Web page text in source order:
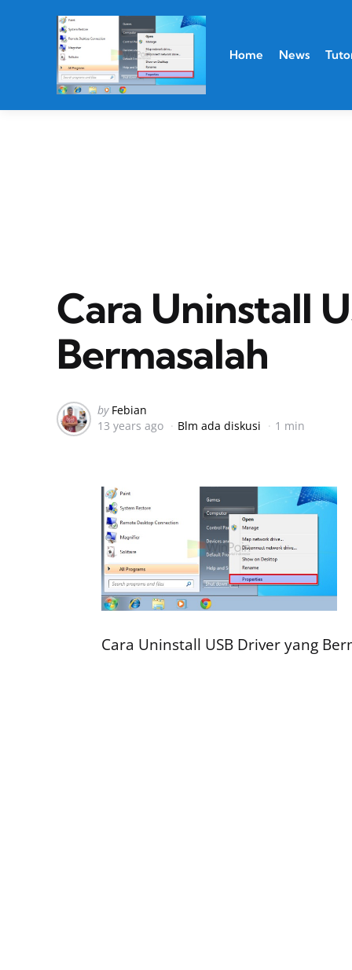
Home News
Cara Uninstall
Bermasalah
Posted
by
by Febian
13 years ago
Blm ada diskusi 1 min
Cara Uninstall USB Driver yang